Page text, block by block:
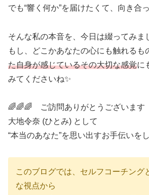
でも“響く何か”を届けたくて、向き合
そんな私の本音を、今日は綴ってみま
もし、どこかあなたの心にも触れるも
た自身が感じているその大切な感覚に
みてくださいね✨
🌈🌈🌈 ご訪問ありがとうございま
大地令奈 (ひとみ) として
“本当のあなた”を思い出すお手伝いを
このブログでは、セルフコーチング
な視点から